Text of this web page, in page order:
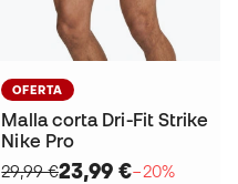
OFERTA
Malla corta Dri-Fit Strike
Nike Pro
29,99 €23,99 €−20%